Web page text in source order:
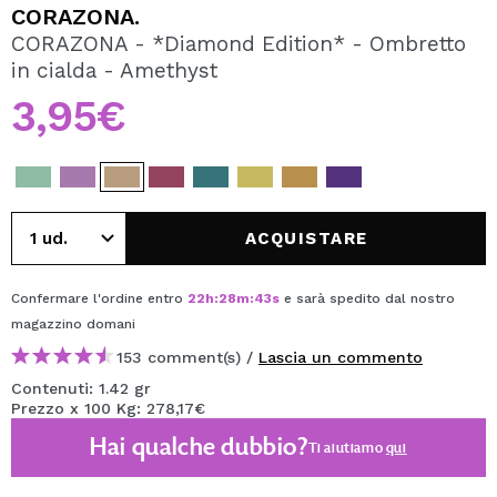
Creando un account su Maquibeauty.it potrai fare i tuoi
acquisti velocemente, controllare lo stato dei tuoi ordini e
CREARE UN ACCOUNT
CORAZONA.
CORAZONA - *Diamond Edition* - Ombretto
in cialda - Amethyst
3,95€
ACQUISTARE
Confermare l'ordine entro 22h:28m:43s e sarà spedito dal nostro
magazzino domani
153 comment(s) / Lascia un commento
Contenuti: 1.42 gr
Prezzo x 100 Kg: 278,17€
Hai qualche dubbio?Ti aiutiamoqui